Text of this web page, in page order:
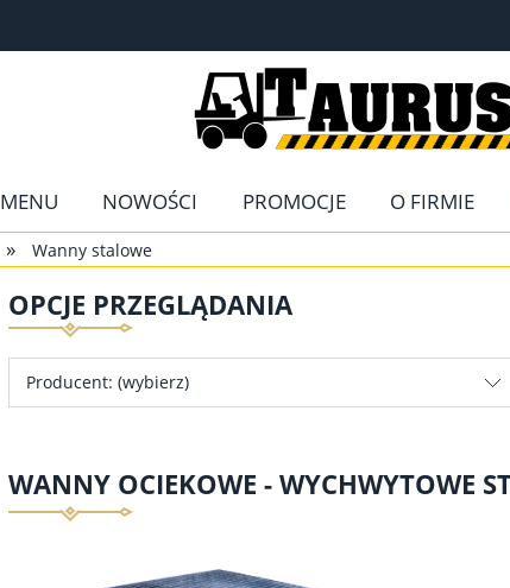
MENU NOWOŚCI PROMOCJE O FIRMIE
» Wanny stalowe
OPCJE PRZEGLĄDANIA
Producent: (wybierz)
WANNY OCIEKOWE - WYCHWYTOWE